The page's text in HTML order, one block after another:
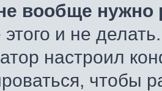
вообще нужно
и не
настроил
чтобы